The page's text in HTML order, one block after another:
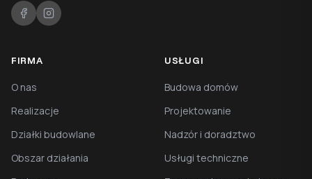
FIRMA
O nas
Realizacje
Działki budowlane
Obszar działania
USŁUGI
Budowa domów
Projektowanie
Nadzór i doradztwo
Usługi techniczne